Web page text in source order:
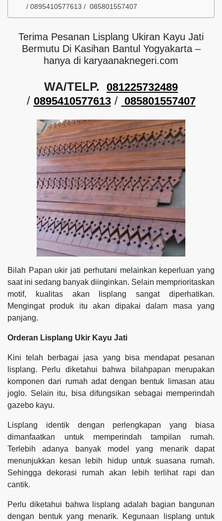
/ 0895410577613 / 085801557407
Terima Pesanan Lisplang Ukiran Kayu Jati
Bermutu Di Kasihan Bantul Yogyakarta –
hanya di karyaanaknegeri.com
WA/TELP. 081225732489
/ 0895410577613/ 085801557407
Bilah Papan ukir jati perhutani melainkan keperluan yang
saat ini sedang banyak diinginkan. Selain memprioritaskan
motif, kualitas akan lisplang sangat diperhatikan.
Mengingat produk itu akan dipakai dalam masa yang
panjang.
Orderan Lisplang Ukir Kayu Jati
Kini telah berbagai jasa yang bisa mendapat pesanan
lisplang. Perlu diketahui bahwa bilahpapan merupakan
komponen dari rumah adat dengan bentuk limasan atau
joglo. Selain itu, bisa difungsikan sebagai memperindah
gazebo kayu.
Lisplang identik dengan perlengkapan yang biasa
dimanfaatkan untuk memperindah tampilan rumah.
Terlebih adanya banyak model yang menarik dapat
menunjukkan kesan lebih hidup untuk suasana rumah.
Sehingga dekorasi rumah akan lebih terlihat rapi dan
cantik.
Perlu diketahui bahwa lisplang adalah bagian bangunan
dengan bentuk yang menarik. Kegunaan lisplang untuk